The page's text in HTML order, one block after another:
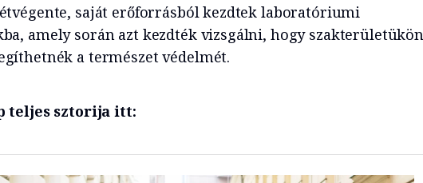
saját erőforrásból kezdtek laboratóriumi
amely során azt kezdték vizsgálni, hogy szakterületükön
a természet védelmét.
teljes sztorija itt: